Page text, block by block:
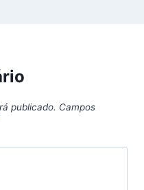
publicado. Campos